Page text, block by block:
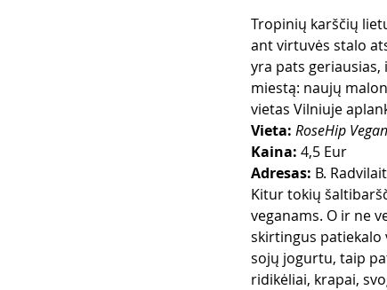
Tropinių karščių
ant virtuvės stalo
yra pats
miestą: naujų
vietas Vilniuje
Vieta: RoseHip
Kaina: 4,5 Eur
Adresas: B.
Kitur tokių
veganams. O ir ne
skirtingus patiekalo
sojų jogurtu, taip
ridikėliai, krapai,